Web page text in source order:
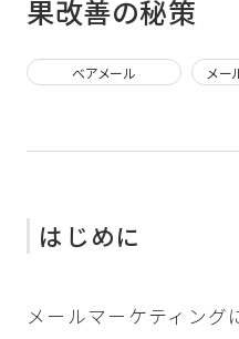
果改善の秘策
ベアメール メー
はじめに
メールマーケティング